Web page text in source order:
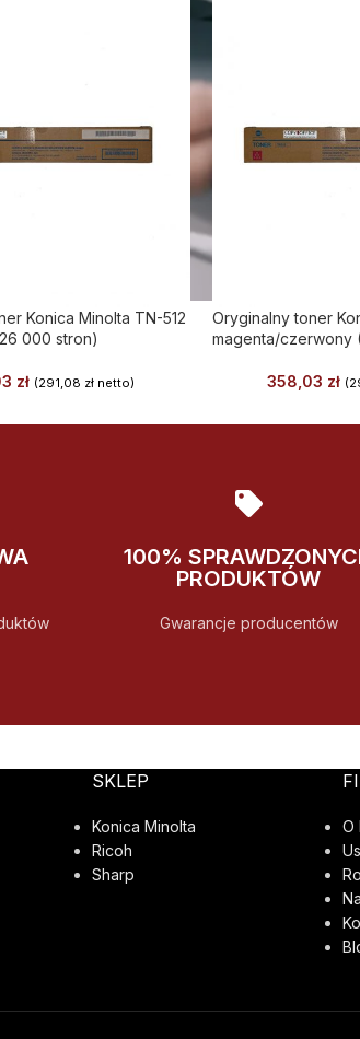
Konica Minolta TN-512
000 stron)
zł (291,08 zł netto)
Oryginalny toner
magenta/czerwony
358,03 zł (
100%
PRODUKTÓW
Gwarancje producentów
SKLEP
Konica Minolta
Ricoh
Sharp
O